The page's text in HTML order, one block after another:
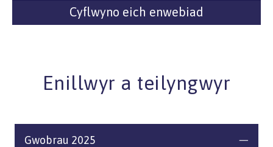
Cyflwyno eich enwebiad
Enillwyr a teilyngwyr
Gwobrau 2025